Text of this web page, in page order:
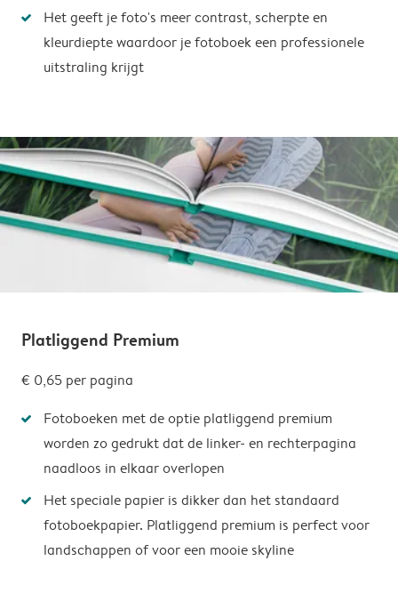
Het geeft je foto's meer contrast, scherpte en
kleurdiepte waardoor je fotoboek een professionele
uitstraling krijgt
Platliggend Premium
€ 0,65 per pagina
Fotoboeken met de optie platliggend premium
worden zo gedrukt dat de linker- en rechterpagina
naadloos in elkaar overlopen
Het speciale papier is dikker dan het standaard
fotoboekpapier. Platliggend premium is perfect voor
landschappen of voor een mooie skyline